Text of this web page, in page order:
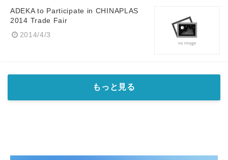
ADEKA to Participate in CHINAPLAS
2014 Trade Fair
2014/4/3
もっと見る